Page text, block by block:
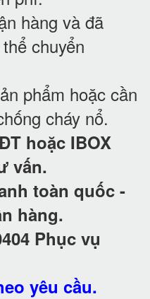
hàng và đã
chuyển
phẩm hoặc cần
cháy nổ.
hoặc IBOX
vấn.
toàn quốc -
hàng.
Phục vụ
yêu cầu.